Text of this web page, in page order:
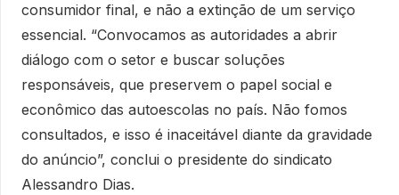
consumidor final, e não a extinção de um serviço
essencial. “Convocamos as autoridades a abrir
diálogo com o setor e buscar soluções
responsáveis, que preservem o papel social e
econômico das autoescolas no país. Não fomos
consultados, e isso é inaceitável diante da gravidade
do anúncio”, conclui o presidente do sindicato
Alessandro Dias.